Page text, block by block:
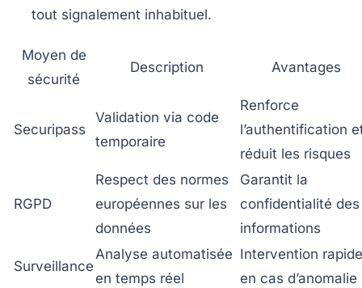
tout signalement inhabituel.
Moyen de
sécurité
Description Avantages
Securipass
Validation via code
temporaire
Renforce
l’authentification
réduit les risques
RGPD
Respect des normes
européennes sur les
données
Garantit la
confidentialité des
informations
Surveillance
Analyse automatisée
en temps réel
Intervention rapide
en cas d’anomalie